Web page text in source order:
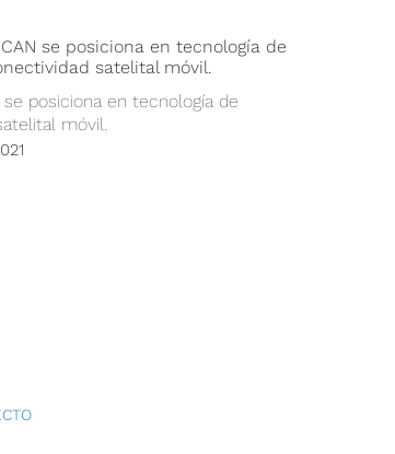
se posiciona en tecnología de
móvil.